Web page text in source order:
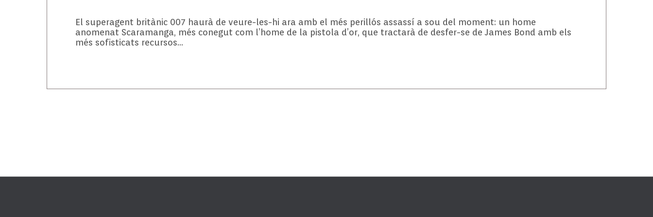
El superagent britànic 007 haurà de veure-les-hi ara amb el més perillós assassí a sou del moment: un home
anomenat Scaramanga, més conegut com l’home de la pistola d’or, que tractarà de desfer-se deJames Bond amb els
més sofisticats recursos…